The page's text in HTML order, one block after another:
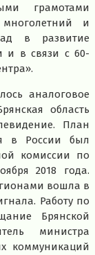
грамотами
и
в развитие
и в связи с 60-
аналоговое
область
План
в России был
комиссии по
2018 года.
вошла в
Работу по
Брянской
министра
коммуникаций